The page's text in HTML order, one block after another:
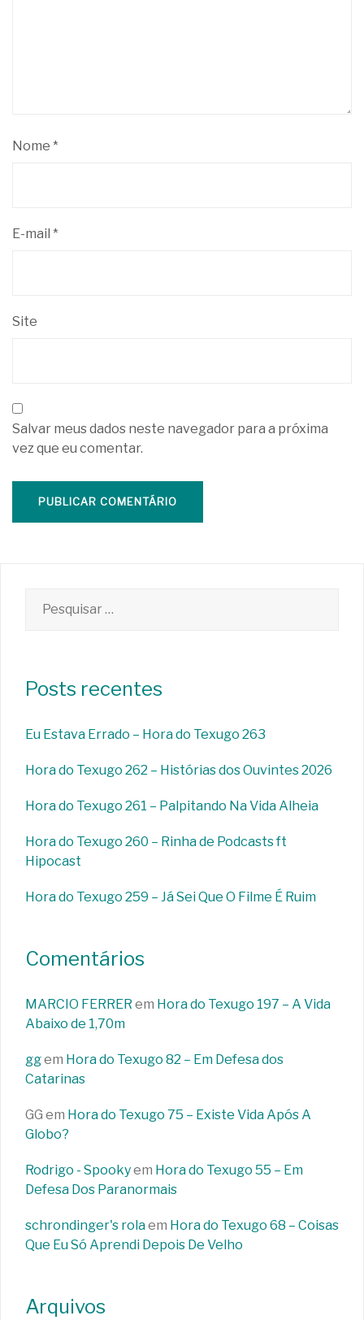
Nome *
E-mail *
Site
Salvar meus dados neste navegador para a próxima
vez que eu comentar.
por:
Posts recentes
Eu Estava Errado – Hora do Texugo 263
Hora do Texugo 262 – Histórias dos Ouvintes 2026
Hora do Texugo 261 – Palpitando Na Vida Alheia
Hora do Texugo 260 – Rinha de Podcasts ft
Hipocast
Hora do Texugo 259 – Já Sei Que O Filme É Ruim
Comentários
MARCIO FERRER em Hora do Texugo 197 – A Vida
Abaixo de 1,70m
ggem Hora do Texugo 82 – Em Defesa dos
Catarinas
GG em Hora do Texugo 75 – Existe Vida Após A
Globo?
Rodrigo - Spookyem Hora do Texugo 55 – Em
Defesa Dos Paranormais
schrondinger's rolaem Hora do Texugo 68 – Coisas
Que Eu Só Aprendi Depois De Velho
Arquivos